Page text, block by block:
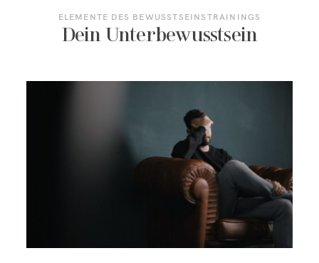
ELEMENTE DES BEWUSSTSEINSTRAININGS
Dein Unterbewusstsein